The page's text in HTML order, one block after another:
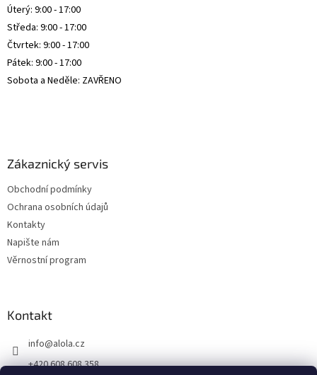
Úterý: 9:00 - 17:00
Středa: 9:00 - 17:00
Čtvrtek: 9:00 - 17:00
Pátek: 9:00 - 17:00
Sobota a Neděle: ZAVŘENO
Zákaznický servis
Obchodní podmínky
Ochrana osobních údajů
Kontakty
Napište nám
Věrnostní program
Kontakt
info@alola.cz
+420 608 608 358